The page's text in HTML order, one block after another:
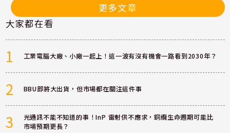
更多文章
大家都在看
1 工業電腦大廠、小廠一起上！這一波有沒有機會一路看到2030年？
2 BBU即將大出貨，但市場都在關注這件事
3
光通訊不能不知道的事！InP 雷射供不應求，銅纜生命週期可能比
市場預期更長？